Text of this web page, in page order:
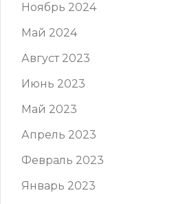
Ноябрь 2024
Май 2024
Август 2023
Июнь 2023
Май 2023
Апрель 2023
Февраль 2023
Январь 2023